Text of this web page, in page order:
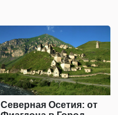
Северная Осетия: от